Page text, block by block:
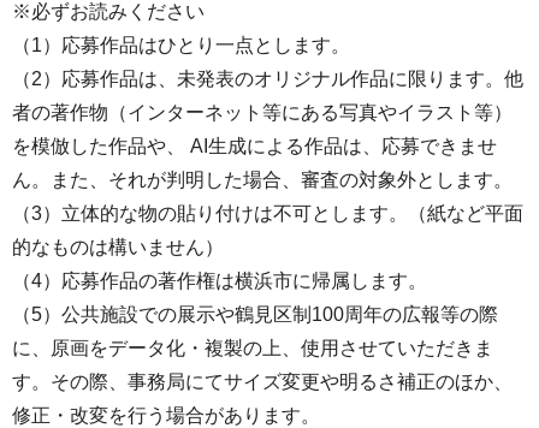
※必ずお読みください
（1）応募作品はひとり一点とします。
（2）応募作品は、未発表のオリジナル作品に限ります。他
者の著作物（インターネット等にある写真やイラスト等）
を模倣した作品や、 AI生成による作品は、応募できませ
ん。また、それが判明した場合、審査の対象外とします。
（3）立体的な物の貼り付けは不可とします。（紙など平面
的なものは構いません）
（4）応募作品の著作権は横浜市に帰属します。
（5）公共施設での展示や鶴見区制100周年の広報等の際
に、原画をデータ化・複製の上、使用させていただきま
す。その際、事務局にてサイズ変更や明るさ補正のほか、
修正・改変を行う場合があります。